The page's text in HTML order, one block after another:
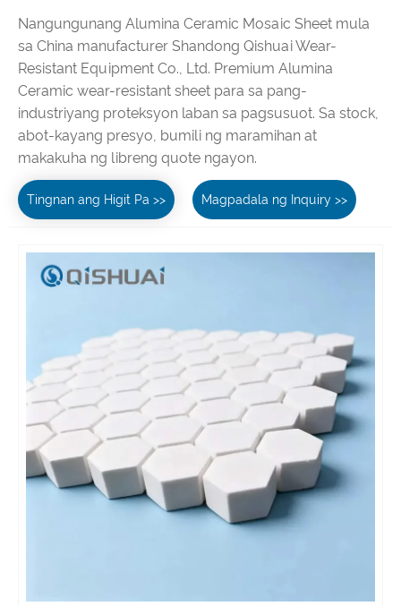
Nangungunang Alumina Ceramic Mosaic Sheet mula
sa China manufacturer Shandong Qishuai Wear-
Resistant Equipment Co., Ltd. Premium Alumina
Ceramic wear-resistant sheet para sa pang-
industriyang proteksyon laban sa pagsusuot. Sa stock,
abot-kayang presyo, bumili ng maramihan at
makakuha ng libreng quote ngayon.
Tingnan ang Higit Pa >> Magpadala ng Inquiry >>